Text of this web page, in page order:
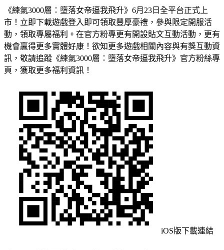
《練氣3000層：墮落女帝逼我飛升》6月23日全平台正式上
市！立即下載遊戲登入即可領取豐厚豪禮，參與限定開服活
動，領取專屬福利。在官方粉專更有開設貼文互動活動，更有
機會贏得更多實體好康！欲知更多遊戲相關內容與有獎互動資
訊，敬請追蹤《練氣3000層：墮落女帝逼我飛升》官方粉絲專
頁，獲取更多福利資訊！
iOS版下載連結